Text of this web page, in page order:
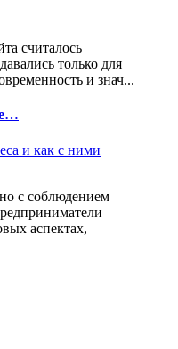
считалось
только для
и знач...
с соблюдением
аспектах,